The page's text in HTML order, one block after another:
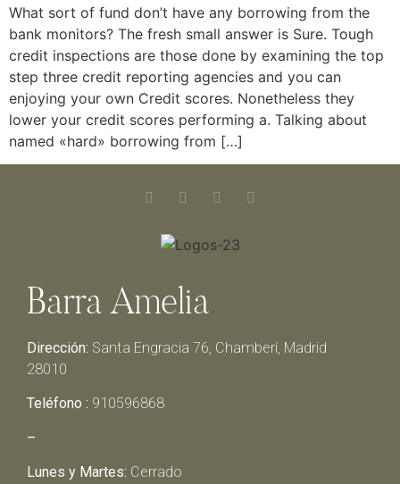
What sort of fund don’t have any borrowing from the
bank monitors? The fresh small answer is Sure. Tough
credit inspections are those done by examining the top
step three credit reporting agencies and you can
enjoying your own Credit scores. Nonetheless they
lower your credit scores performing a. Talking about
named «hard» borrowing from […]
Barra Amelia
Dirección: Santa Engracia 76, Chamberí, Madrid
28010
Teléfono : 910596868
–
Lunes y Martes: Cerrado